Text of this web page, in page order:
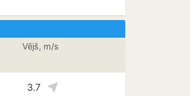
Vējš, m/s
3.7